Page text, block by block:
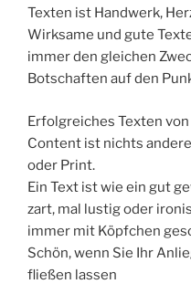
Texten ist Handwerk,
Wirksame und gute
immer den gleichen
Botschaften auf den
Erfolgreiches Texten
Content ist nichts
oder Print.
Ein Text ist wie ein gut
zart, mal lustig oder
immer mit Köpfchen
Schön, wenn Sie Ihr
fließen lassen